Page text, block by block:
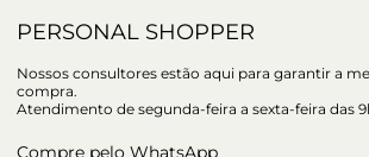
PERSONAL SHOPPER
Nossos consultores estão aqui para garantir a
compra.
Atendimento de segunda-feira a sexta-feira das
Compre pelo WhatsApp